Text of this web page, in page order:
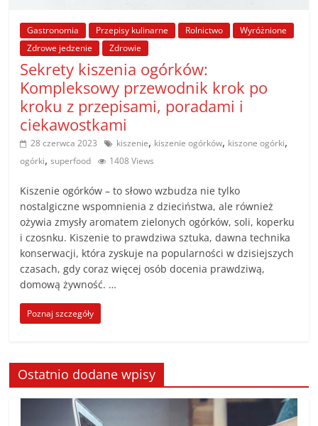
poradniki.
Porady
praktyczne
porady
wskazówki
poradniki
na
każdy
temat
Gastronomia Przepisy kulinarne Rolnictwo
Wyróżnione
Zdrowe jedzenie
Zdrowie
Sekrety kiszenia ogórków:
Kompleksowy przewodnik krok po
kroku z przepisami, poradami i
ciekawostkami
28 czerwca 2023 kiszenie, kiszenie ogórków, kiszone ogórki,
ogórki,superfood 1408 Views
Kiszenie ogórków – to słowo wzbudza nie tylko
nostalgiczne wspomnienia z dzieciństwa, ale również
ożywia zmysły aromatem zielonych ogórków, soli, koperku
i czosnku. Kiszenie to prawdziwa sztuka, dawna technika
konserwacji, która zyskuje na popularności w dzisiejszych
czasach, gdy coraz więcej osób docenia prawdziwą,
domową żywność. …
Poznaj szczegóły
Ostatnio dodane wpisy